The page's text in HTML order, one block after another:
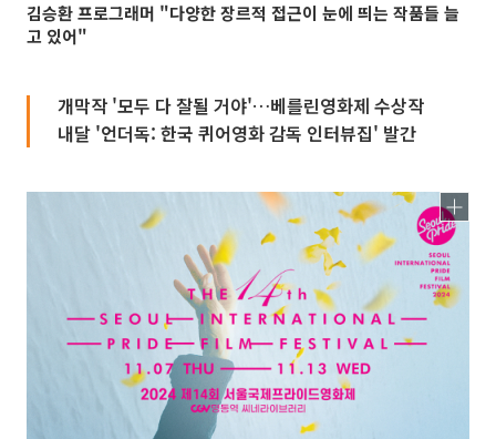
김승환 프로그래머 "다양한 장르적 접근이 눈에 띄는 작품들 늘
고 있어"
개막작 '모두 다 잘될 거야'…베를린영화제 수상작
내달 '언더독: 한국 퀴어영화 감독 인터뷰집' 발간